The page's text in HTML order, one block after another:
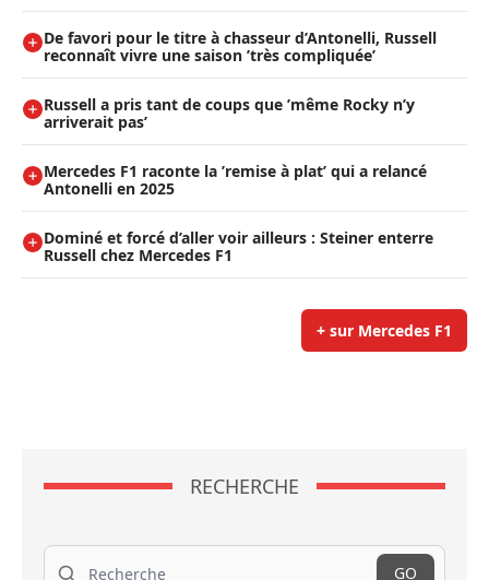
De favori pour le titre à chasseur d’Antonelli, Russell
reconnaît vivre une saison ’très compliquée’
Russell a pris tant de coups que ’même Rocky n’y
arriverait pas’
Mercedes F1 raconte la ’remise à plat’ qui a relancé
Antonelli en 2025
Dominé et forcé d’aller voir ailleurs : Steiner enterre
Russell chez Mercedes F1
+ sur Mercedes F1
RECHERCHE
Recherche
GO